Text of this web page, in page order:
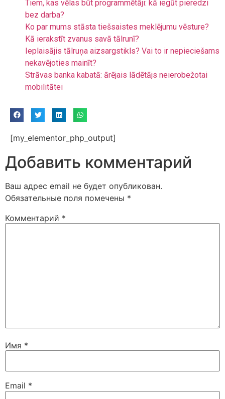
Tiem, kas vēlas būt programmētāji: kā iegūt pieredzi
bez darba?
Ko par mums stāsta tiešsaistes meklējumu vēsture?
Kā ierakstīt zvanus savā tālrunī?
Ieplaisājis tālruņa aizsargstikls? Vai to ir nepieciešams
nekavējoties mainīt?
Strāvas banka kabatā: ārējais lādētājs neierobežotai
mobilitātei
[my_elementor_php_output]
Добавить комментарий
Ваш адрес email не будет опубликован.
Обязательные поля помечены *
Комментарий *
Имя *
Email *